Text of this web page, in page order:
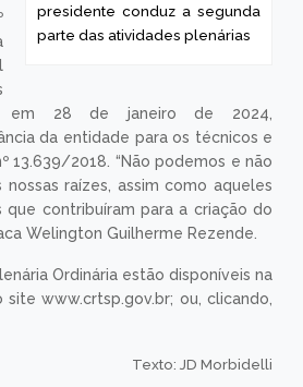
presidente conduz a segunda
parte das atividades plenárias
em 28 de janeiro de 2024,
da entidade para os técnicos e
13.639/2018. “Não podemos e não
raízes, assim como aqueles
que contribuíram para a criação do
Welington Guilherme Rezende.
Ordinária estão disponíveis na
www.crtsp.gov.br; ou, clicando,
Texto: JD Morbidelli